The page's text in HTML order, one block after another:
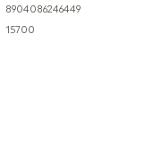
8904086246449
15700